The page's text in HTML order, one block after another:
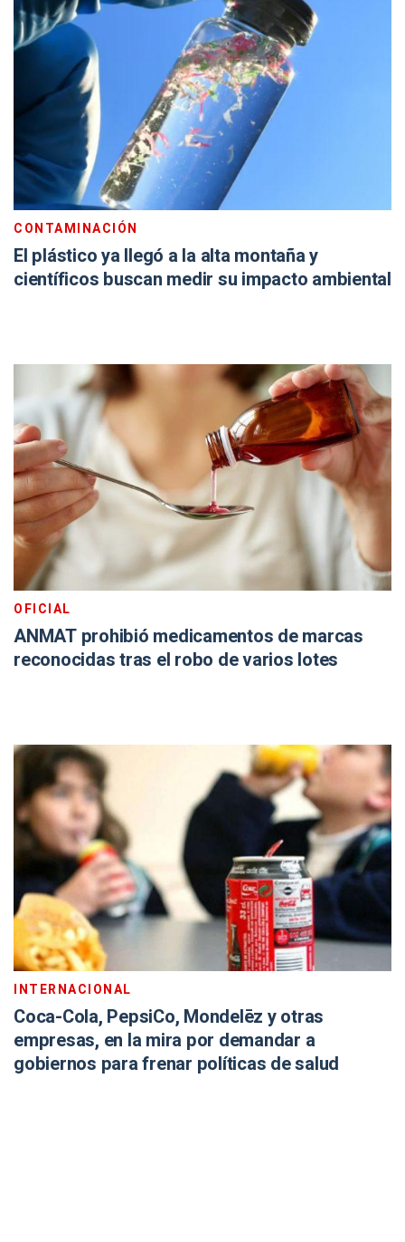
CONTAMINACIÓN
El plástico ya llegó a la alta montaña y
científicos buscan medir su impacto ambiental
OFICIAL
ANMAT prohibió medicamentos de marcas
reconocidas tras el robo de varios lotes
INTERNACIONAL
Coca-Cola, PepsiCo, Mondelēz y otras
empresas, en la mira por demandar a
gobiernos para frenar políticas de salud